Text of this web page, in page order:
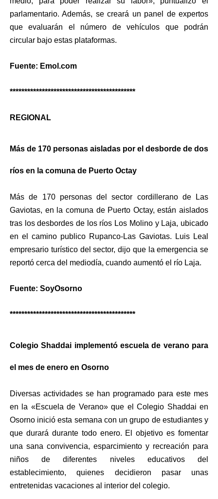
parlamentario. Además, se creará un panel de expertos
que evaluarán el número de vehículos que podrán
circular bajo estas plataformas.
Fuente: Emol.com
*******************************************
REGIONAL
Más de 170 personas aisladas por el desborde de dos
ríos en la comuna de Puerto Octay
Más de 170 personas del sector cordillerano de Las
Gaviotas, en la comuna de Puerto Octay, están aislados
tras los desbordes de los ríos Los Molino y Laja, ubicado
en el camino publico Rupanco-Las Gaviotas. Luis Leal
empresario turístico del sector, dijo que la emergencia se
reportó cerca del mediodía, cuando aumentó el río Laja.
Fuente: SoyOsorno
*******************************************
Colegio Shaddai implementó escuela de verano para
el mes de enero en Osorno
Diversas actividades se han programado para este mes
en la «Escuela de Verano» que el Colegio Shaddai en
Osorno inició esta semana con un grupo de estudiantes y
que durará durante todo enero. El objetivo es fomentar
una sana convivencia, esparcimiento y recreación para
niños de diferentes niveles educativos del
establecimiento, quienes decidieron pasar unas
entretenidas vacaciones al interior del colegio.